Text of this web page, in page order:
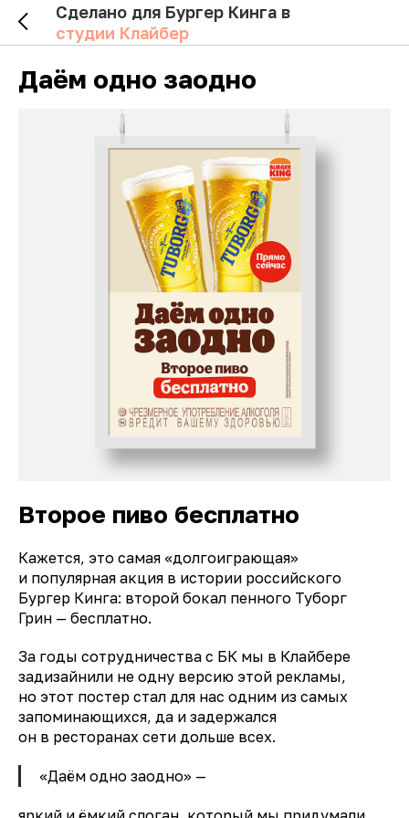
Сделано для Бургер Кинга в
студии Клайбер
Даём одно заодно
Второе пиво бесплатно
Кажется, это самая «долгоиграющая»
и популярная акция в истории российского
Бургер Кинга: второй бокал пенного Туборг
Грин — бесплатно.
За годы сотрудничества с БК мы в Клайбере
задизайнили не одну версию этой рекламы,
но этот постер стал для нас одним из самых
запоминающихся, да и задержался
он в ресторанах сети дольше всех.
«Даём одно заодно» —